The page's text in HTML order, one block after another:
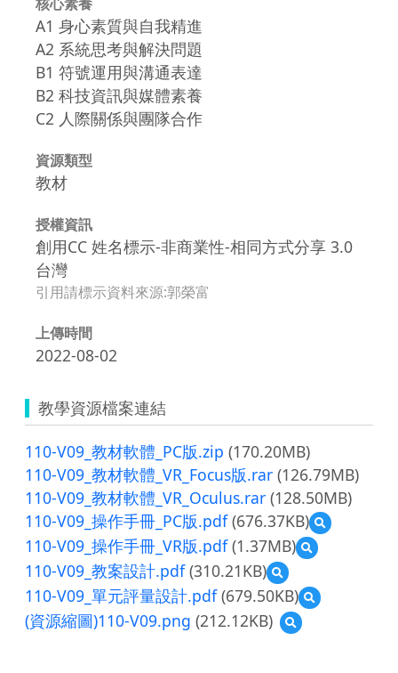
A1 身心素質與自我精進
A2 系統思考與解決問題
B1 符號運用與溝通表達
B2 科技資訊與媒體素養
C2 人際關係與團隊合作
資源類型
教材
授權資訊
創用CC 姓名標示-非商業性-相同方式分享 3.0
台灣
引用請標示資料來源:郭榮富
上傳時間
2022-08-02
教學資源檔案連結
110-V09_教材軟體_PC版.zip (170.20MB)
110-V09_教材軟體_VR_Focus版.rar (126.79MB)
110-V09_教材軟體_VR_Oculus.rar (128.50MB)
110-V09_操作手冊_PC版.pdf(676.37KB)
預
覽
110-V09_操作手冊_VR版.pdf(1.37MB)
預
覽
V09_
操
110-V09_教案設計.pdf(310.21KB)
預
覽
110-
V09_
教
110-V09_單元評量設計.pdf(679.50KB)
預
覽
(資源縮圖)110-V09.png (212.12KB)
預
覽